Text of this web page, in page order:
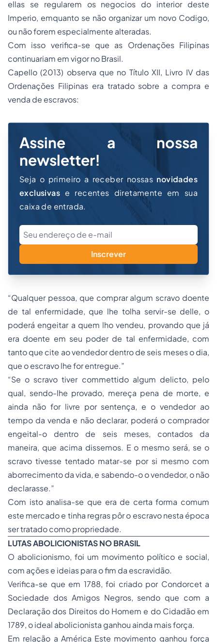
ellas se regularem os negocios do interior deste
Imperio, emquanto se não organizar um novo Codigo,
ou não forem especialmente alteradas.
Com isso verifica-se que as Ordenações Filipinas
continuariam em vigor no Brasil.
Capello (2013) observa que no Título XII, Livro IV das
Ordenações Filipinas era tratado sobre a compra e
venda de escravos:
Assine a nossa
newsletter!
Seja o primeiro a receber nossas novidades
exclusivas e recentes diretamente em sua
caixa de entrada.
Inscrever
“Qualquer pessoa, que comprar algum scravo doente
de tal enfermidade, que lhe tolha servir-se delle, o
poderá engeitar a quem lho vendeu, provando que já
era doente em seu poder de tal enfermidade, com
tanto que cite ao vendedor dentro de seis meses o dia,
que o escravo lhe for entregue.”
“Se o scravo tiver commettido algum delicto, pelo
qual, sendo-lhe provado, mereça pena de morte, e
ainda não for livre por sentença, e o vendedor ao
tempo da venda e não declarar, poderá o comprador
engeital-o dentro de seis meses, contados da
maneira, que acima dissemos. E o mesmo será, se o
scravo tivesse tentado matar-se por si mesmo com
aborrecimento da vida, e sabendo-o o vendedor, o não
declarasse.”
Com isto analisa-se que era de certa forma comum
este mercado e tinha regras pôr o escravo nesta época
ser tratado como propriedade.
LUTAS ABOLICIONISTAS NO BRASIL
O abolicionismo, foi um movimento político e social,
com ações e ideias para o fim da escravidão.
Verifica-se que em 1788, foi criado por Condorcet a
Sociedade dos Amigos Negros, sendo que com a
Declaração dos Direitos do Homem e do Cidadão em
1789, o ideal abolicionista ganhou ainda mais força.
Em relação a América Este movimento ganhou força